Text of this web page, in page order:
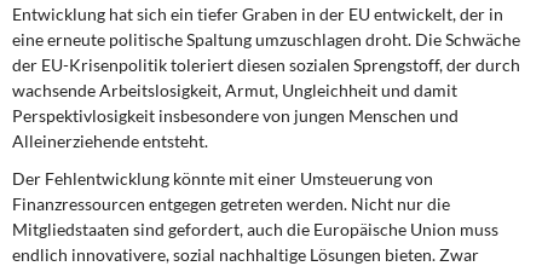
Entwicklung hat sich ein tiefer Graben in der EU entwickelt, der in
eine erneute politische Spaltung umzuschlagen droht. Die Schwäche
der EU-Krisenpolitik toleriert diesen sozialen Sprengstoff, der durch
wachsende Arbeitslosigkeit, Armut, Ungleichheit und damit
Perspektivlosigkeit insbesondere von jungen Menschen und
Alleinerziehende entsteht.
Der Fehlentwicklung könnte mit einer Umsteuerungvon
Finanzressourcen entgegen getreten werden. Nicht nur die
Mitgliedstaaten sind gefordert, auch die Europäische Union muss
endlich innovativere, sozial nachhaltige Lösungen bieten. Zwar